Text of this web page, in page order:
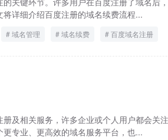
详细介绍百度注册的域名续费流程...
域名管理 域名续费 百度域名注册
及相关服务，许多企业或个人用户都会关
专业、更高效的域名服务平台，也...